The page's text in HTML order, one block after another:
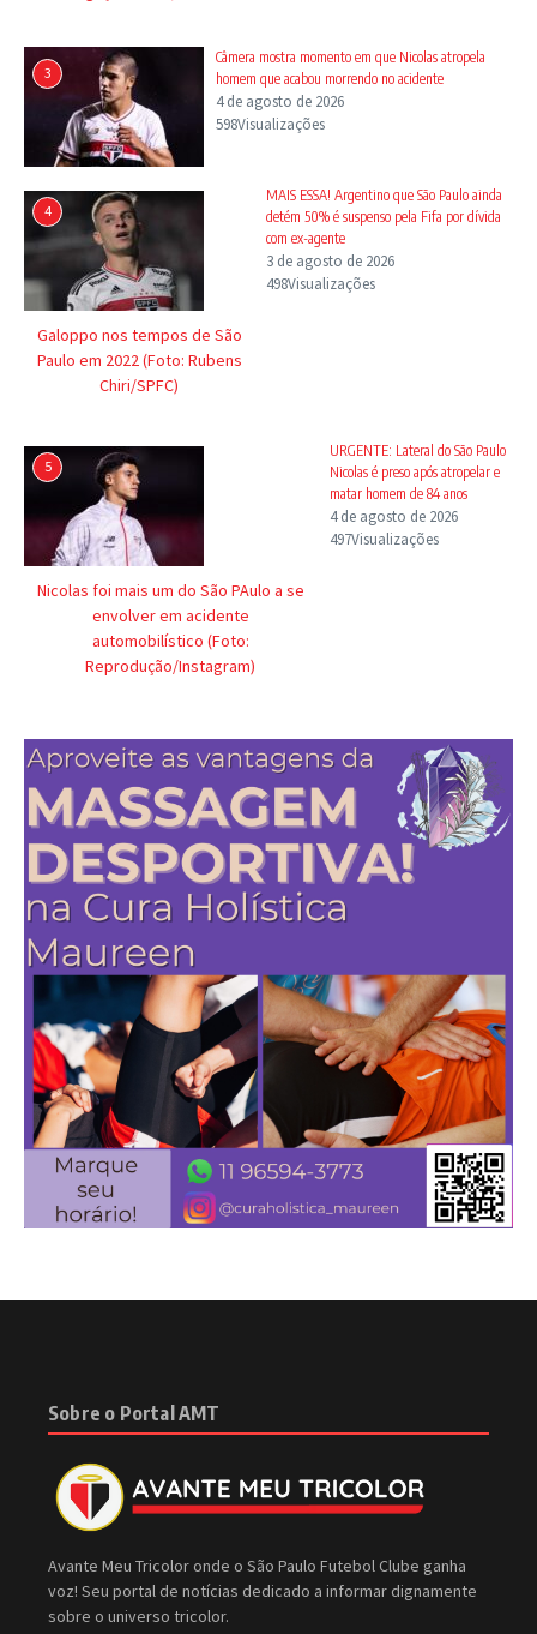
3
Câmera mostra momento em que Nicolas atropela
homem que acabou morrendo no acidente
4 de agosto de 2026
598Visualizações
4
Galoppo nos tempos de São
Paulo em 2022 (Foto: Rubens
Chiri/SPFC)
MAIS ESSA! Argentino que São Paulo ainda
detém 50% é suspenso pela Fifa por dívida
com ex-agente
3 de agosto de 2026
498Visualizações
5
Nicolas foi mais um do São PAulo a se
envolver em acidente
automobilístico (Foto:
Reprodução/Instagram)
URGENTE: Lateral do São Paulo
Nicolas é preso após atropelar e
matar homem de 84 anos
4 de agosto de 2026
497Visualizações
Sobre o Portal AMT
Avante Meu Tricolor onde o São Paulo Futebol Clube ganha
voz! Seu portal de notícias dedicado a informar dignamente
sobre o universo tricolor.